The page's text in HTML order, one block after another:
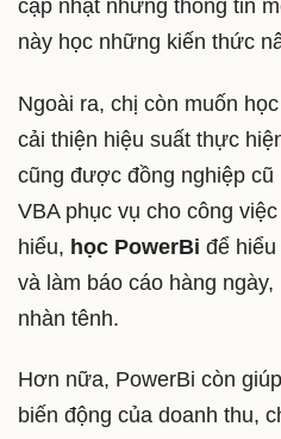
cập nhật những thông tin
này học những kiến thức
Ngoài ra, chị còn muốn
cải thiện hiệu suất thực
cũng được đồng nghiệp cũ
VBA phục vụ cho công
hiểu, học PowerBi để
và làm báo cáo hàng
nhàn tênh.
Hơn nữa, PowerBi còn
biến động của doanh thu,